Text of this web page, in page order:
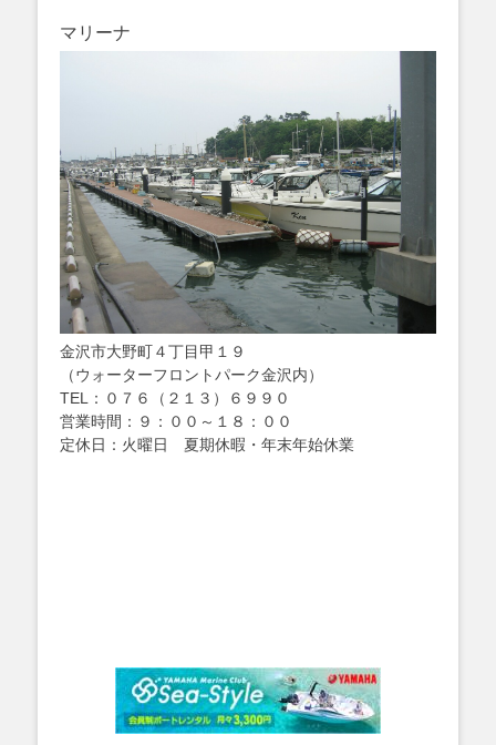
マリーナ
金沢市大野町４丁目甲１９
（ウォーターフロントパーク金沢内）
TEL：０７６（２１３）６９９０
営業時間：９：００～１８：００
定休日：火曜日 夏期休暇・年末年始休業